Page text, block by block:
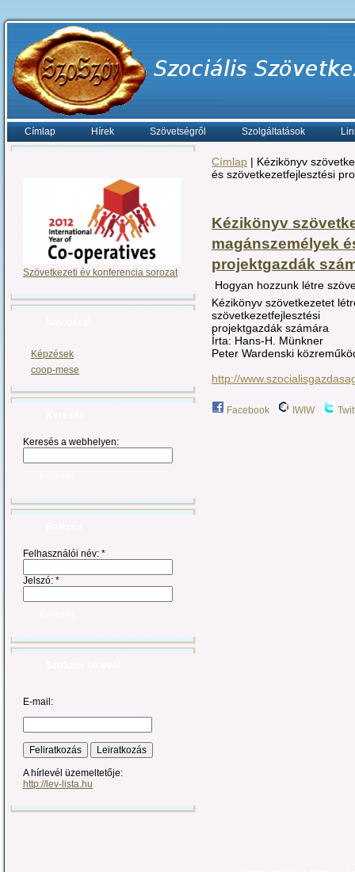
Címlap Hírek Szövetségről Szolgáltatások
Szövetkezeti év konferencia sorozat
Képzések
coop-mese
Keresés a webhelyen:
Felhasználói név: *
Jelszó: *
E-mail:
A hírlevél üzemeltetője:
http://lev-lista.hu
Címlap | Kézikönyv
és szövetkezetfejlesztési
Kézikönyv
magánszemélyek
projektgazdák
Hogyan hozzunk létre
Kézikönyv szövetkezetet
szövetkezetfejlesztési
projektgazdák számára
Írta: Hans-H. Münkner
Peter Wardenski
http://
Facebook IWIW